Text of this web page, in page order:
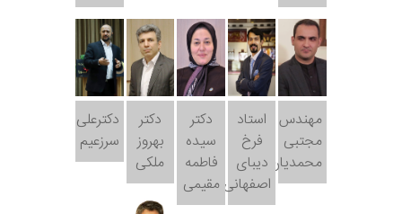
مهندس
مجتبی
محمدیان
استاد
فرخ
دیبای
اصفهانی
دکتر
سیده
فاطمه
مقیمی
دکتر
بهروز
ملکی
دکترعلی
سرزعیم